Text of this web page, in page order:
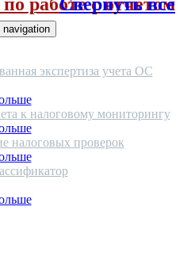
navigation
экспертиза учета ОС
к налоговому мониторингу
налоговых проверок